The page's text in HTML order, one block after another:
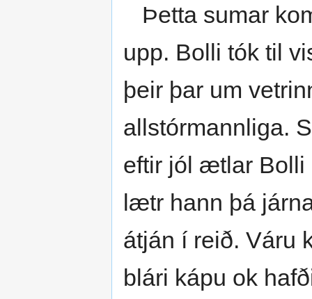
Þetta sumar
upp. Bolli tók til
þeir þar um
allstórmannliga.
eftir jól ætlar Bolli
lætr hann þá
átján í reið. Váru
blári kápu ok